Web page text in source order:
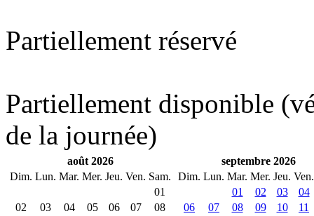
Partiellement réservé
Partiellement disponible
de la journée)
août 2026
Dim. Lun. Mar. Mer. Jeu. Ven. Sam.
01
02
03 04 05 06 07
08
septembre 2026
Dim. Lun. Mar. Mer. Jeu. Ven.
01
02 03
04
06
07 08 09 10
11